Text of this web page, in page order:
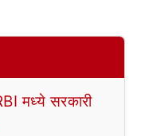
मध्ये सरकारी